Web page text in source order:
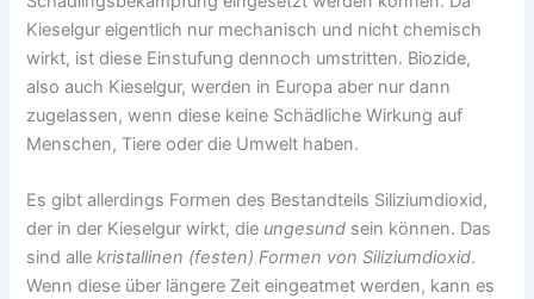
Kieselgur eigentlich nur mechanisch und nicht chemisch
wirkt, ist diese Einstufung dennoch umstritten. Biozide,
also auch Kieselgur, werden in Europa aber nur dann
zugelassen, wenn diese keine Schädliche Wirkung auf
Menschen, Tiere oder die Umwelt haben.
Es gibt allerdings Formen des Bestandteils Siliziumdioxid,
der in der Kieselgur wirkt, die ungesund sein können. Das
sind allekristallinen (festen) Formen von Siliziumdioxid.
Wenn diese über längere Zeit eingeatmet werden, kann es